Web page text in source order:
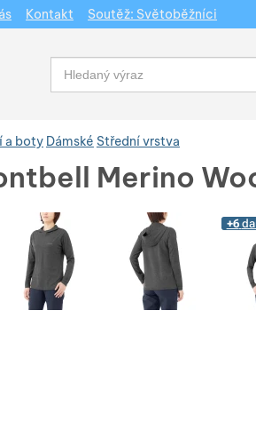
a boty Dámské Střední vrstva
Merino
+6
Kontakt Soutěž: Světoběžníci
Vyhledávání